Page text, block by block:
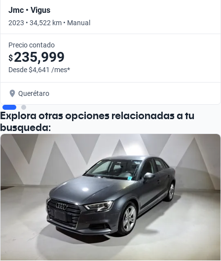
Jmc • Vigus
2023 • 34,522 km • Manual
Precio contado
$235,999
Desde $4,641 /mes*
Querétaro
Explora otras opciones relacionadas a tu
busqueda: